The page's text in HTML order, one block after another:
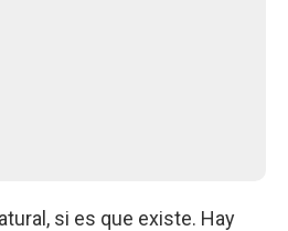
si es que existe. Hay